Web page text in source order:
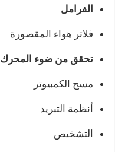
الفرامل
فلاتر هواء المقصورة
تحقق من ضوء المحرك
مسح الكمبيوتر
أنظمة التبريد
التشخيص